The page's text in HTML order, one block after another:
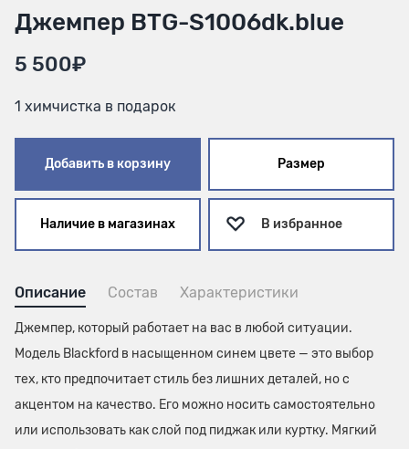
Джемпер BTG-S1006dk.blue
5 500₽
1 химчистка в подарок
Добавить в корзину Размер
Наличие в магазинах В избранное
Описание Состав Характеристики
Джемпер, который работает на вас в любой ситуации.
Модель Blackford в насыщенном синем цвете — это выбор
тех, кто предпочитает стиль без лишних деталей, но с
акцентом на качество. Его можно носить самостоятельно
или использовать как слой под пиджак или куртку. Мягкий